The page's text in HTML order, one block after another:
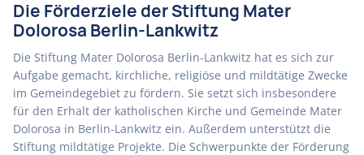
Die Förderziele der Stiftung Mater
Dolorosa Berlin-Lankwitz
Die Stiftung Mater Dolorosa Berlin-Lankwitz hat es sich zur
Aufgabe gemacht, kirchliche, religiöse und mildtätige Zwecke
im Gemeindegebiet zu fördern. Sie setzt sich insbesondere
für den Erhalt der katholischen Kirche und Gemeinde Mater
Dolorosa in Berlin-Lankwitz ein. Außerdem unterstützt die
Stiftung mildtätige Projekte. Die Schwerpunkte der Förderung